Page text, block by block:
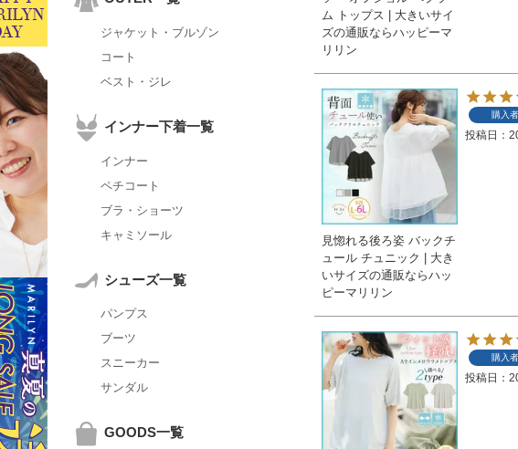
ジャケット・ブルゾン
コート
ベスト・ジレ
インナー下着一覧
インナー
ペチコート
ブラ・ショーツ
キャミソール
シューズ一覧
パンプス
ブーツ
スニーカー
サンダル
GOODS一覧
ム トップス | 大きいサイ
ズの通販ならハッピーマ
リリン
見惚れる後ろ姿 バックチ
ュール チュニック | 大き
いサイズの通販ならハッ
ピーマリリン
購入者
投稿日
購入者
投稿日